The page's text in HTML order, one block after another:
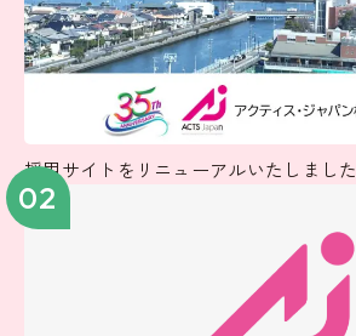
採用サイトをリニューアルいたしました
02